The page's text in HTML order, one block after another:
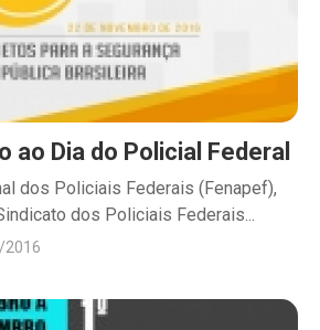
ao Dia do Policial Federal
dos Policiais Federais (Fenapef),
dos Policiais Federais...
2016